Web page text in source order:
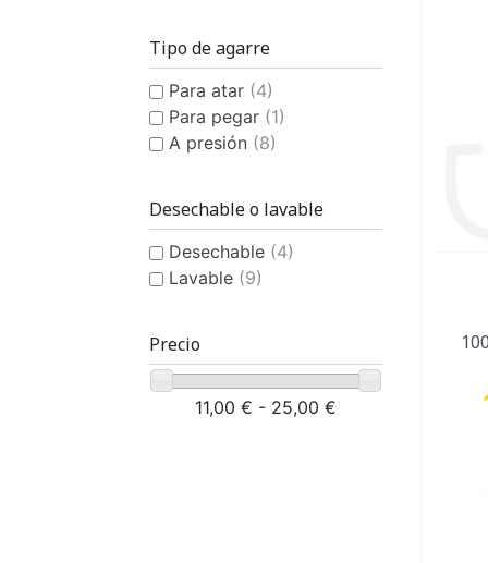
BAÑADOR
AYUDA A LA
CONTINENCIA
PAÑAL DE PISCINA PARA
NIÑOS
HIGIENE Y CUIDADO PARA
Tipo de agarre
Para atar (4)
Para pegar (1)
A presión (8)
Desechable o lavable
Desechable (4)
Lavable (9)
Precio
11,00 € - 25,00 €